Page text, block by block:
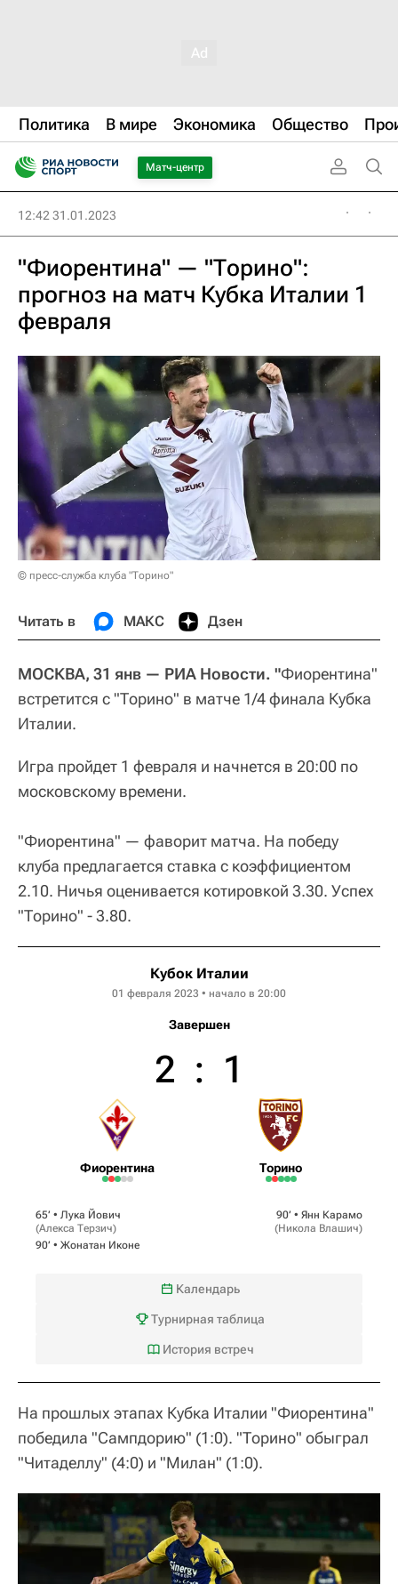
Политика В мире Экономика Общество
Матч-центр
12:42 31.01.2023
"Фиорентина" — "Торино":
прогноз на матч Кубка Италии 1
февраля
© пресс-служба клуба "Торино"
Читать в МАКС Дзен
МОСКВА, 31 янв — РИА Новости. "Фиорентина"
встретится с "Торино" в матче 1/4 финала Кубка
Италии.
Игра пройдет 1 февраля и начнется в 20:00 по
московскому времени.
"Фиорентина" — фаворит матча. На победу
клуба предлагается ставка с коэффициентом
2.10. Ничья оценивается котировкой 3.30. Успех
"Торино" - 3.80.
Кубок Италии
01 февраля 2023 • начало в 20:00
Завершен
Фиорентина
2 : 1
Торино
65‎’‎ • Лука Йович
(Алекса Терзич)
90‎’‎ • Жонатан Иконе
90‎’‎ • Янн Карамо
(Никола Влашич)
Календарь
Турнирная таблица
История встреч
На прошлых этапах Кубка Италии "Фиорентина"
победила "Сампдорию" (1:0). "Торино" обыграл
"Читаделлу" (4:0) и "Милан" (1:0).